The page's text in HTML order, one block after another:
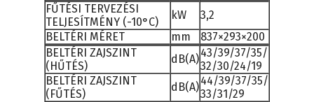
FŰTÉSI TERVEZÉSI
TELJESÍTMÉNY (-10°C)
kW
3,2
BELTÉRI MÉRET
mm
837×293×200
BELTÉRI ZAJSZINT
(HŰTÉS)
dB(A)43/39/37/35/
32/30/24/19
BELTÉRI ZAJSZINT
(FŰTÉS)
dB(A)44/39/37/35/
33/31/29